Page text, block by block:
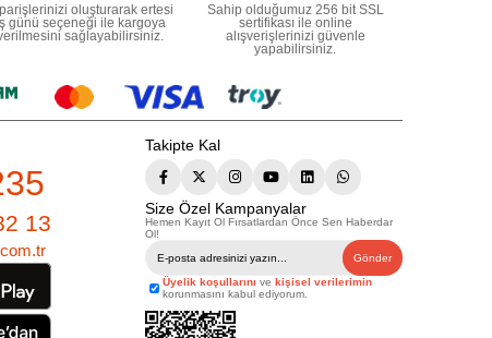
oluşturarak ertesi
günü seçeneği ile kargoya
sağlayabilirsiniz.
Sahip olduğumuz 256 bit SSL
sertifikası ile online
alışverişlerinizi güvenle
yapabilirsiniz.
13
Takipte Kal
Size Özel Kampanyalar
Hemen Kayıt Ol Fırsatlardan Önce Sen Haberdar
Ol!
Gönder
Üyelik koşullarını ve kişisel verilerimin
korunmasını kabul ediyorum.